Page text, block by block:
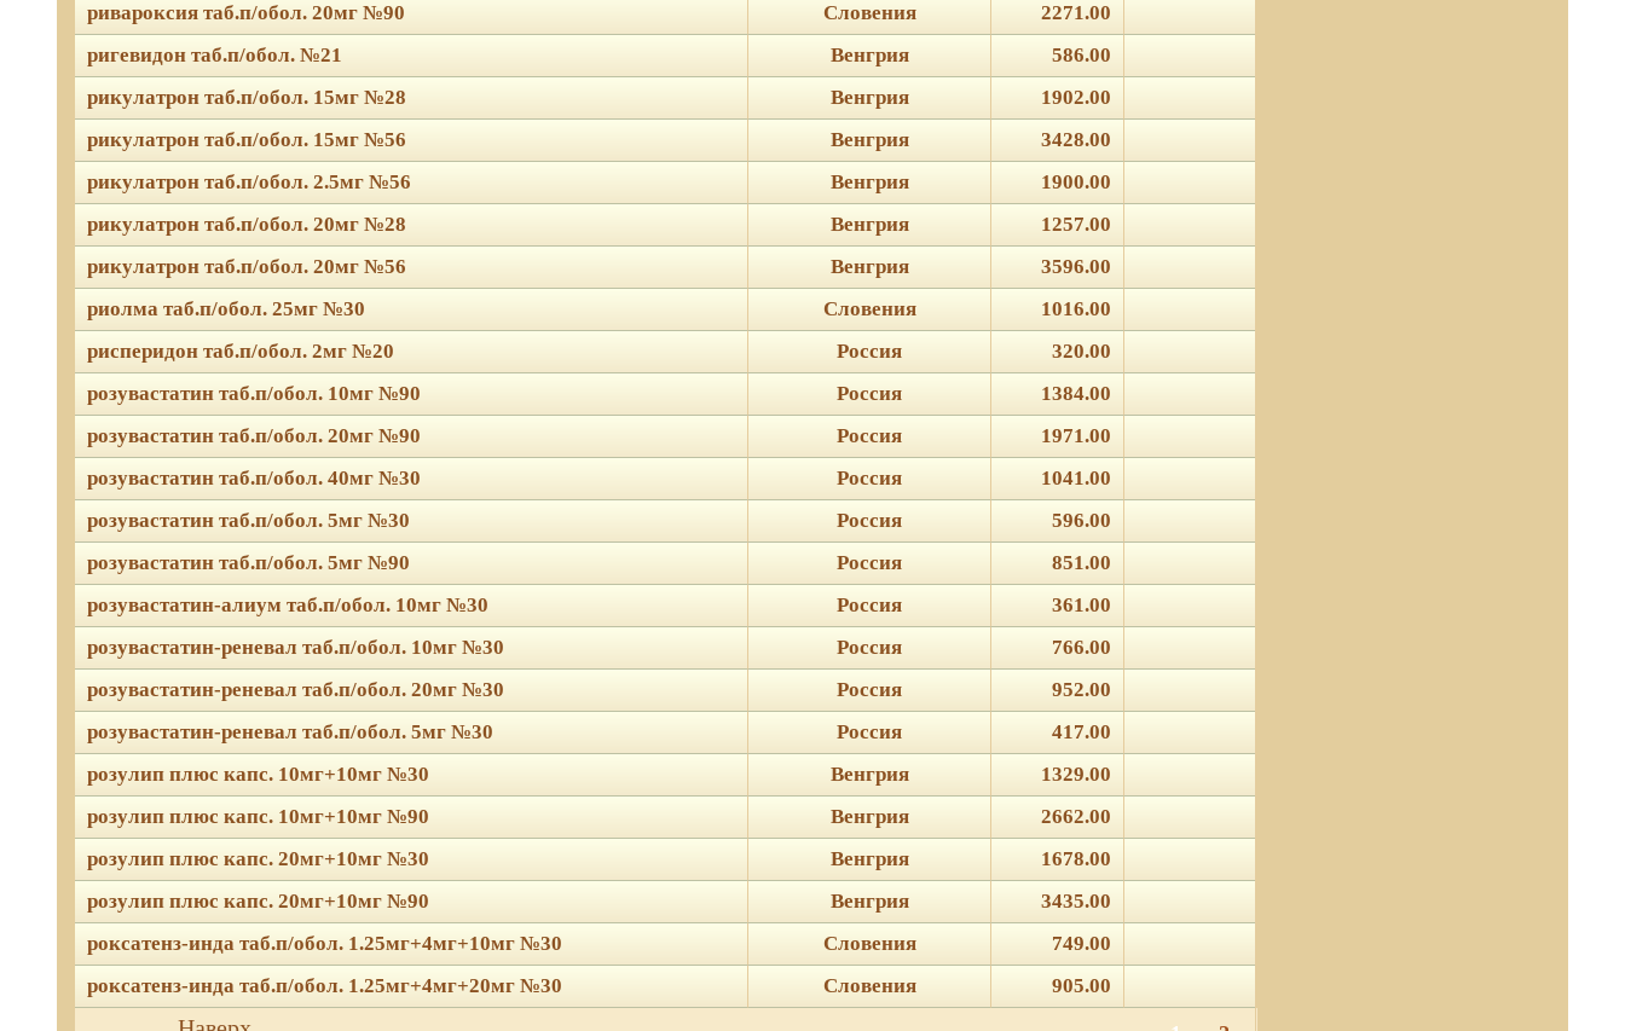
ривароксия таб.п/обол. 20мг №90
Словения
2271.00
ригевидон таб.п/обол. №21
Венгрия
586.00
рикулатрон таб.п/обол. 15мг №28
Венгрия
1902.00
рикулатрон таб.п/обол. 15мг №56
Венгрия
3428.00
рикулатрон таб.п/обол. 2.5мг №56
Венгрия
1900.00
рикулатрон таб.п/обол. 20мг №28
Венгрия
1257.00
рикулатрон таб.п/обол. 20мг №56
Венгрия
3596.00
риолма таб.п/обол. 25мг №30
Словения
1016.00
рисперидон таб.п/обол. 2мг №20
Россия
320.00
розувастатин таб.п/обол. 10мг №90
Россия
1384.00
розувастатин таб.п/обол. 20мг №90
Россия
1971.00
розувастатин таб.п/обол. 40мг №30
Россия
1041.00
розувастатин таб.п/обол. 5мг №30
Россия
596.00
розувастатин таб.п/обол. 5мг №90
Россия
851.00
розувастатин-алиум таб.п/обол. 10мг №30
Россия
361.00
розувастатин-реневал таб.п/обол. 10мг №30
Россия
766.00
розувастатин-реневал таб.п/обол. 20мг №30
Россия
952.00
розувастатин-реневал таб.п/обол. 5мг №30
Россия
417.00
розулип плюс капс. 10мг+10мг №30
Венгрия
1329.00
розулип плюс капс. 10мг+10мг №90
Венгрия
2662.00
розулип плюс капс. 20мг+10мг №30
Венгрия
1678.00
розулип плюс капс. 20мг+10мг №90
Венгрия
3435.00
роксатенз-инда таб.п/обол. 1.25мг+4мг+10мг №30
Словения
749.00
роксатенз-инда таб.п/обол. 1.25мг+4мг+20мг №30
Словения 905.00
Мы используем файлы Сookie для корректной работы веб-сайта. Подробности - вПолитике в отношении обработки